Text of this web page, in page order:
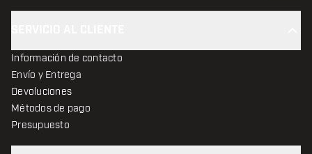
Información de contacto
Envío y Entrega
Devoluciones
Métodos de pago
Presupuesto